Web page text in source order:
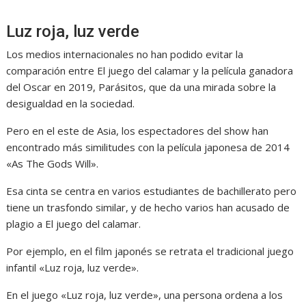
Luz roja, luz verde
Los medios internacionales no han podido evitar la
comparación entre El juego del calamar y la película ganadora
del Oscar en 2019, Parásitos, que da una mirada sobre la
desigualdad en la sociedad.
Pero en el este de Asia, los espectadores del show han
encontrado más similitudes con la película japonesa de 2014
«As The Gods Will».
Esa cinta se centra en varios estudiantes de bachillerato pero
tiene un trasfondo similar, y de hecho varios han acusado de
plagio a El juego del calamar.
Por ejemplo, en el film japonés se retrata el tradicional juego
infantil «Luz roja, luz verde».
En el juego «Luz roja, luz verde», una persona ordena a los